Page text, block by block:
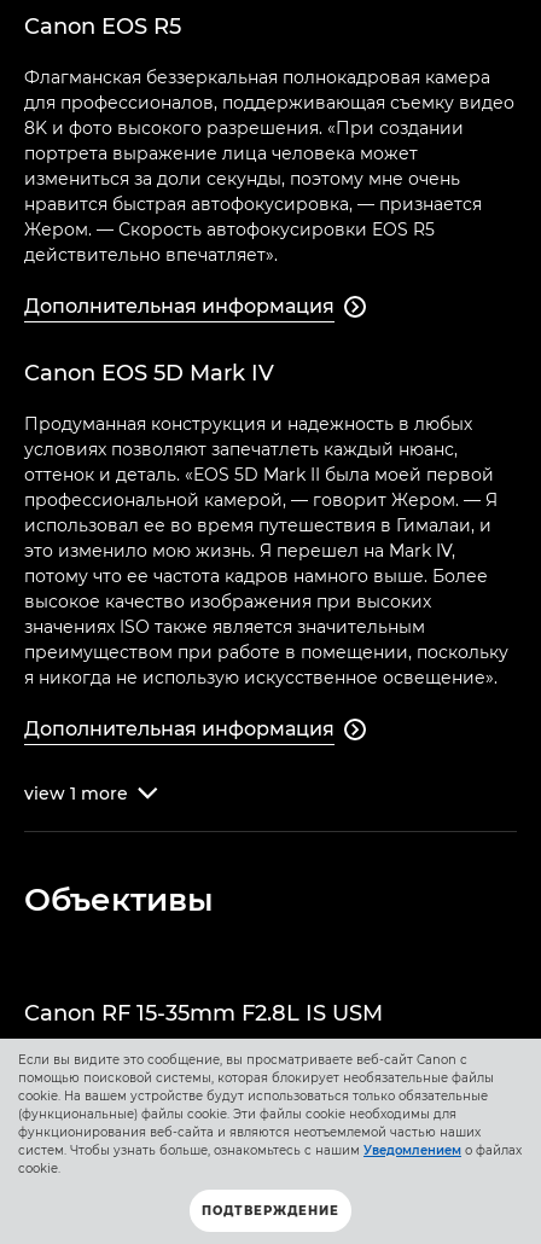
Canon EOS R5
Флагманская беззеркальная полнокадровая камера
для профессионалов, поддерживающая съемку видео
8K и фото высокого разрешения. «При создании
портрета выражение лица человека может
измениться за доли секунды, поэтому мне очень
нравится быстрая автофокусировка, — признается
Жером. — Скорость автофокусировки EOS R5
действительно впечатляет».
Дополнительная информация 
Canon EOS 5D Mark IV
Продуманная конструкция и надежность в любых
условиях позволяют запечатлеть каждый нюанс,
оттенок и деталь. «EOS 5D Mark II была моей первой
профессиональной камерой, — говорит Жером. — Я
использовал ее во время путешествия в Гималаи, и
это изменило мою жизнь. Я перешел на Mark IV,
потому что ее частота кадров намного выше. Более
высокое качество изображения при высоких
значениях ISO также является значительным
преимуществом при работе в помещении, поскольку
я никогда не использую искусственное освещение».
Дополнительная информация 
view 1 more 
Объективы
Canon RF 15-35mm F2.8L IS USM
Сверхширокий и сверхчеткий объектив с оптическим
качеством L-серии и стабилизацией изображения,
эквивалентной 5 ступеням экспозиции, для
динамической съемки даже в ограниченном
пространстве. «Я использую сверхширокоугольный
объектив, когда снимаю людей в их домах, потому что
чаще всего комнаты в них достаточно маленькие, —
Если вы видите это сообщение, вы просматриваете веб-сайт Canon с
помощью поисковой системы, которая блокирует необязательные файлы
cookie. На вашем устройстве будут использоваться только обязательные
(функциональные) файлы cookie. Эти файлы cookie необходимы для
функционирования веб-сайта и являются неотъемлемой частью наших
систем. Чтобы узнать больше, ознакомьтесь с нашим Уведомлением о файлах
cookie.
ПОДТВЕРЖДЕНИЕ